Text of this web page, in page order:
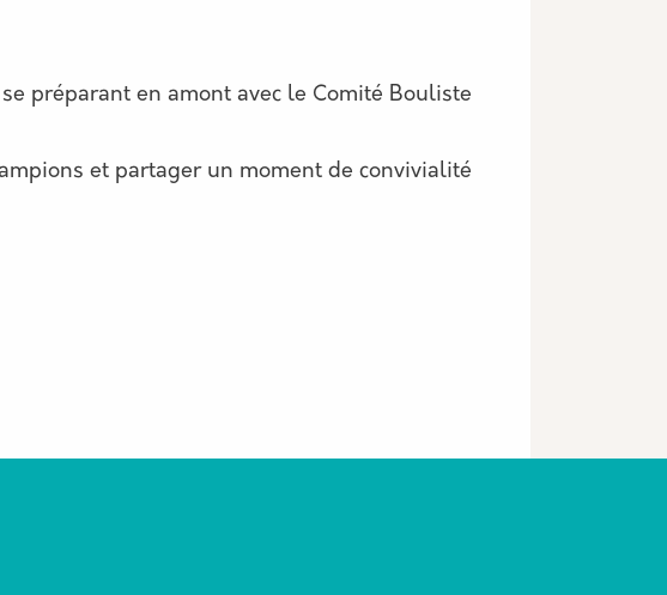
préparant en amont avec le Comité Bouliste
et partager un moment de convivialité